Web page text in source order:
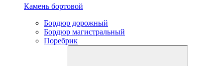
Камень бортовой
Бордюр дорожный
Бордюр магистральный
Поребрик